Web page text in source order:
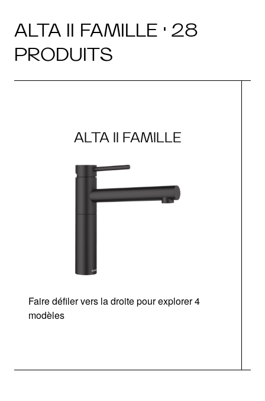
ALTA II FAMILLE · 28
PRODUITS
ALTA II FAMILLE
Faire défiler vers la droite pour explorer 4
modèles